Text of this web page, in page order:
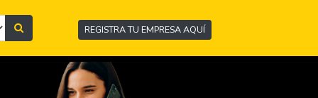
REGISTRA TU EMPRESA AQUÍ